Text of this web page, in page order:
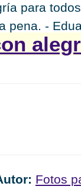
para
pena. -
Fotos